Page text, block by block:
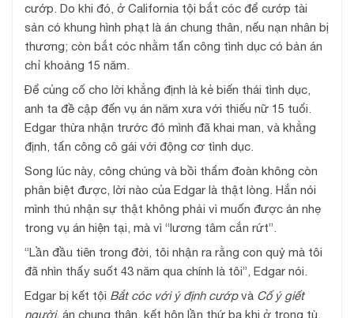
cướp. Do khi đó, ở California tội bắt cóc để cướp tài
sản có khung hình phạt là án chung thân, nếu nạn nhân bị
thương; còn bắt cóc nhằm tấn công tình dục có bản án
chỉ khoảng 15 năm.
Để củng cố cho lời khẳng định là kẻ biến thái tình dục,
anh ta đề cập đến vụ án năm xưa với thiếu nữ 15 tuổi.
Edgar thừa nhận trước đó mình đã khai man, và khẳng
định, tấn công cô gái với động cơ tình dục.
Song lúc này, công chúng và bồi thẩm đoàn không còn
phân biệt được, lời nào của Edgar là thật lòng. Hắn nói
mình thú nhận sự thật không phải vì muốn được án nhẹ
trong vụ án hiện tại, mà vì “lương tâm cắn rứt”.
“Lần đầu tiên trong đời, tôi nhận ra rằng con quỷ mà tôi
đã nhìn thấy suốt 43 năm qua chính là tôi”, Edgar nói.
Edgar bị kết tội Bắt cóc với ý định cướpvà Cố ý giết
người, án chung thân, kết hôn lần thứ ba khi ở trong tù,